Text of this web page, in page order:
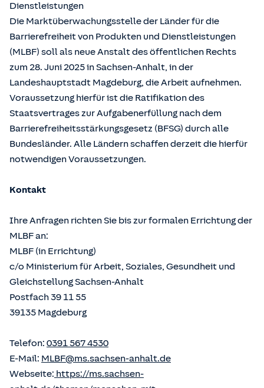
Dienstleistungen
Die Marktüberwachungsstelle der Länder für die
Barrierefreiheit von Produkten und Dienstleistungen
(MLBF) soll als neue Anstalt des öffentlichen Rechts
zum 28. Juni 2025 in Sachsen-Anhalt, in der
Landeshauptstadt Magdeburg, die Arbeit aufnehmen.
Voraussetzung hierfür ist die Ratifikation des
Staatsvertrages zur Aufgabenerfüllung nach dem
Barrierefreiheitsstärkungsgesetz (BFSG) durch alle
Bundesländer. Alle Ländern schaffen derzeit die hierfür
notwendigen Voraussetzungen.
Kontakt
Ihre Anfragen richten Sie bis zur formalen Errichtung der
MLBF an:
MLBF (in Errichtung)
c/o Ministerium für Arbeit, Soziales, Gesundheit und
Gleichstellung Sachsen-Anhalt
Postfach 39 11 55
39135 Magdeburg
Telefon: 0391 567 4530
E-Mail: MLBF@ms.sachsen-anhalt.de
Webseite: https://ms.sachsen-